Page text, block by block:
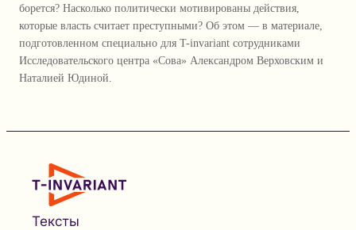
борется? Насколько политически мотивированы действия,
которые власть считает преступными? Об этом — в материале,
подготовленном специально для T-invariant сотрудниками
Исследовательского центра «Сова» Александром Верховским и
Наталией Юдиной.
Тексты